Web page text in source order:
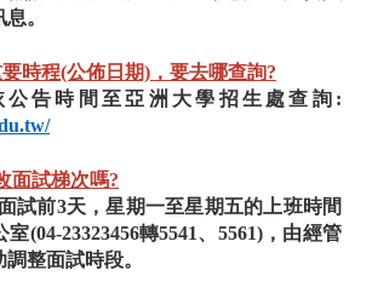
。
時程(公佈日期)，要去哪查詢?
公告時間至亞洲大學招生處查詢:
面試梯次嗎?
試前3天，星期一至星期五的上班時間
(04-23323456轉5541、5561)，由經管
整面試時段。